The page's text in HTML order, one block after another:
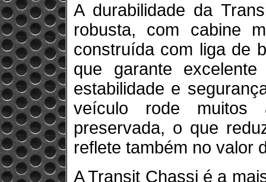
A durabilidade da
robusta, com cabine
construída com liga de
que garante
estabilidade e
veículo rode
preservada, o que
reflete também no valor
A Transit Chassi é a